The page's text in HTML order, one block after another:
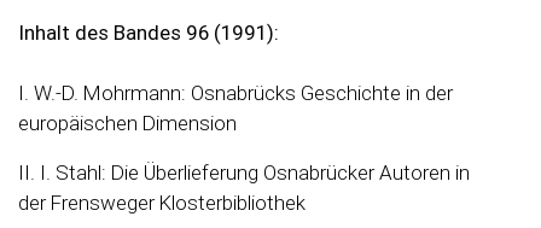
Inhalt des Bandes 96 (1991):
I. W.-D. Mohrmann: Osnabrücks Geschichte in der
europäischen Dimension
II. I. Stahl: Die Überlieferung Osnabrücker Autoren in
der Frensweger Klosterbibliothek